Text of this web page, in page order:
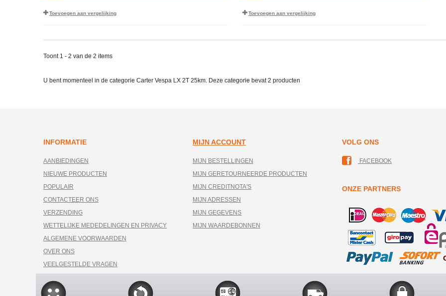
Toevoegen aan vergelijking Toevoegen aan vergelijking
Toont 1 - 2 van de 2 items
U bent momenteel in de categorie Carter Vespa LX 2T 25km. Deze categorie bevat2 producten
INFORMATIE
AANBIEDINGEN
NIEUWE PRODUCTEN
POPULAIR
CONTACTEER ONS
VERZENDING
WETTELIJKE MEDEDELINGEN EN PRIVACY
ALGEMENE VOORWAARDEN
OVER ONS
VEELGESTELDE VRAGEN
MIJN ACCOUNT
MIJN BESTELLINGEN
MIJN GERETOURNEERDE PRODUCTEN
MIJN CREDITNOTA'S
MIJN ADRESSEN
MIJN GEGEVENS
MIJN WAARDEBONNEN
VOLG ONS
FACEBOOK
ONZE PARTNERS